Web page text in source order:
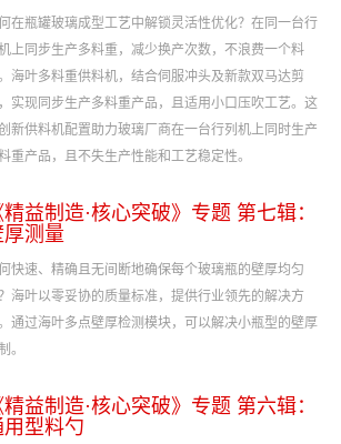
在瓶罐玻璃成型工艺中解锁灵活性优化？在同一台行
上同步生产多料重，减少换产次数，不浪费一个料
海叶多料重供料机，结合伺服冲头及新款双马达剪
实现同步生产多料重产品，且适用小口压吹工艺。这
新供料机配置助力玻璃厂商在一台行列机上同时生产
重产品，且不失生产性能和工艺稳定性。
精益制造·核心突破》专题 第七辑：
厚测量
快速、精确且无间断地确保每个玻璃瓶的壁厚均匀
海叶以零妥协的质量标准，提供行业领先的解决方
通过海叶多点壁厚检测模块，可以解决小瓶型的壁厚
。
精益制造·核心突破》专题 第六辑：
用型料勺